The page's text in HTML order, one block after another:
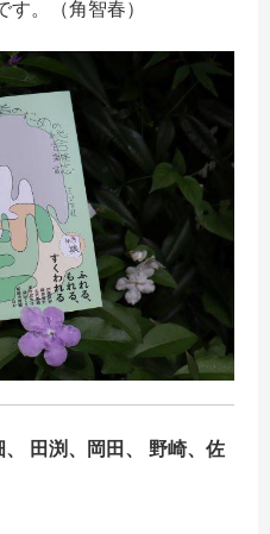
。（角智春）
田渕、岡田、 野崎、佐